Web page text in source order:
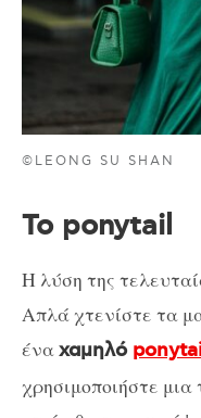
©LEONG SU SHAN
Το ponytail
Η λύση της
Απλά χτενίστε τα
έναχαμηλό
χρησιμοποιήστε